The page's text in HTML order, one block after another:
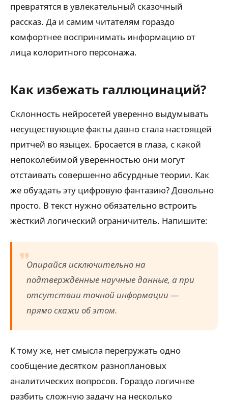
превратятся в увлекательный сказочный
рассказ. Да и самим читателям гораздо
комфортнее воспринимать информацию от
лица колоритного персонажа.
Как избежать галлюцинаций?
Склонность нейросетей уверенно выдумывать
несуществующие факты давно стала настоящей
притчей во языцех. Бросается в глаза, с какой
непоколебимой уверенностью они могут
отстаивать совершенно абсурдные теории. Как
же обуздать эту цифровую фантазию? Довольно
просто. В текст нужно обязательно встроить
жёсткий логический ограничитель. Напишите:
Опирайся исключительно на
подтверждённые научные данные, а при
отсутствии точной информации —
прямо скажи об этом.
К тому же, нет смысла перегружать одно
сообщение десятком разноплановых
аналитических вопросов. Гораздо логичнее
разбить сложную задачу на несколько